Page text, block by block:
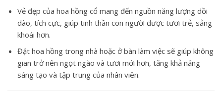
Vẻ đẹp của hoa hồng cổ mang đến nguồn năng lượng dồi
dào, tích cực, giúp tinh thần con người được tươi trẻ, sảng
khoái hơn.
Đặt hoa hồng trong nhà hoặc ở bàn làm việc sẽ giúp không
gian trở nên ngọt ngào và tươi mới hơn, tăng khả năng
sáng tạo và tập trung của nhân viên.